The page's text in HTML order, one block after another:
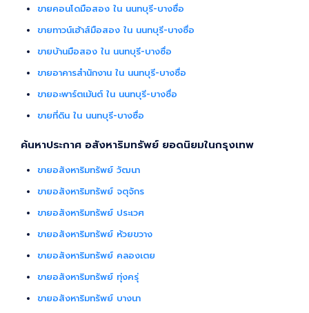
ขายคอนโดมือสอง ใน นนทบุรี-บางซื่อ
ขายทาวน์เฮ้าส์มือสอง ใน นนทบุรี-บางซื่อ
ขายบ้านมือสอง ใน นนทบุรี-บางซื่อ
ขายอาคารสำนักงาน ใน นนทบุรี-บางซื่อ
ขายอะพาร์ตเม้นต์ ใน นนทบุรี-บางซื่อ
ขายที่ดิน ใน นนทบุรี-บางซื่อ
ค้นหาประกาศ อสังหาริมทรัพย์ ยอดนิยมในกรุงเทพ
ขายอสังหาริมทรัพย์ วัฒนา
ขายอสังหาริมทรัพย์ จตุจักร
ขายอสังหาริมทรัพย์ ประเวศ
ขายอสังหาริมทรัพย์ ห้วยขวาง
ขายอสังหาริมทรัพย์ คลองเตย
ขายอสังหาริมทรัพย์ ทุ่งครุ่
ขายอสังหาริมทรัพย์ บางนา